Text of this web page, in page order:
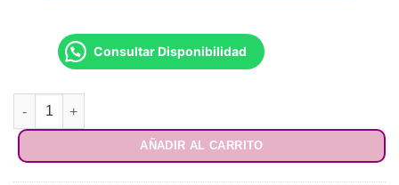
Consultar Disponibilidad
Sérum para Contornos con Yerba Mate y Centella Asiática -
AÑADIR AL CARRITO